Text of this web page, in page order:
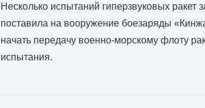
Несколько испытаний гиперзвуковых
поставила на вооружение боезаряды
начать передачу военно-морскому флоту
испытания.